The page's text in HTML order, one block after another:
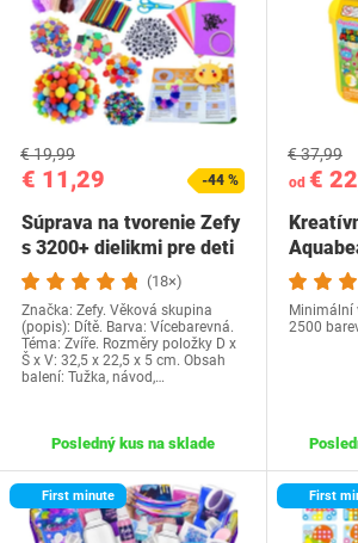
€ 11,29
€ 19,99
-44 %
Súprava na tvorenie Zefy
s 3200+ dielikmi pre deti
vo veku…
(18×)
Značka: Zefy. Věková skupina
(popis): Dítě. Barva: Vícebarevná.
Téma: Zvíře. Rozměry položky D x
Š x V: 32,5 x 22,5 x 5 cm. Obsah
balení: Tužka, návod,…
Posledný kus na sklade
od €
€ 37,99
Minimální
2500
First minute First